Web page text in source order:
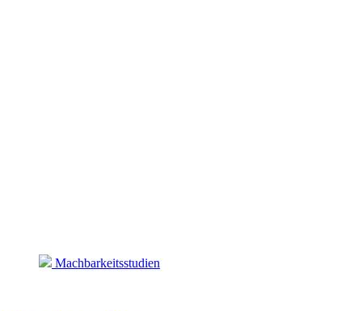
Machbarkeitsstudien